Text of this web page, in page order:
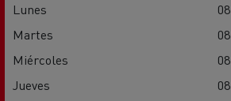
Lunes
Martes
Miércoles
Jueves